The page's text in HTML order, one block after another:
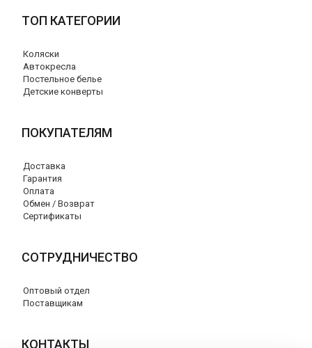
ТОП КАТЕГОРИИ
Коляски
Автокресла
Постельное белье
Детские конверты
ПОКУПАТЕЛЯМ
Доставка
Гарантия
Оплата
Обмен / Возврат
Сертификаты
СОТРУДНИЧЕСТВО
Оптовый отдел
Поставщикам
КОНТАКТЫ